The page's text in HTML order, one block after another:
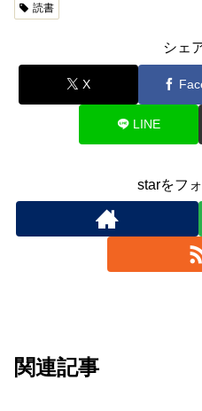
読書
シェ
X
LINE
starをフ
関連記事